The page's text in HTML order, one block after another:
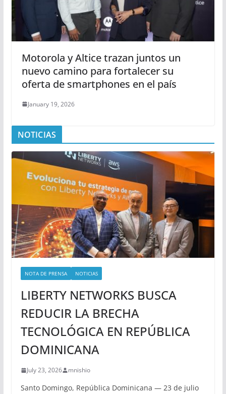
Motorola y Altice trazan juntos un
nuevo camino para fortalecer su
oferta de smartphones en el país
January 19, 2026
NOTICIAS
NOTA DE PRENSA NOTICIAS
LIBERTY NETWORKS BUSCA
REDUCIR LA BRECHA
TECNOLÓGICA EN REPÚBLICA
DOMINICANA
July 23, 2026 mnishio
Santo Domingo, República Dominicana — 23 de julio